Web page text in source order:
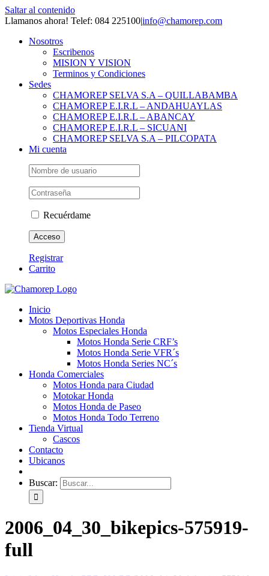
Saltar al contenido
Llamanos ahora! Telef: 084 225100|info@chamorep.com
Nosotros
Escribenos
MISION Y VISION
Terminos y Condiciones
Sedes
CHAMOREP SELVA S.A – QUILLABAMBA
CHAMOREP E.I.R.L – ANDAHUAYLAS
CHAMOREP E.I.R.L – ABANCAY
CHAMOREP E.I.R.L – SICUANI
CHAMOREP SELVA S.A – PILCOPATA
Mi cuenta
Recuérdame
Registrar
Carrito
Inicio
Motos Deportivas Honda
Motos Especiales Honda
Motos Honda Serie CRF’s
Motos Honda Serie VFR´s
Motos Honda Series NC´s
Honda Comerciales
Motos Honda para Ciudad
Motokar Honda
Motos Honda de Paseo
Motos Honda Todo Terreno
Tienda Virtual
Cascos
Contacto
Ubicanos
Buscar:
2006_04_30_bikepics-575919-
full